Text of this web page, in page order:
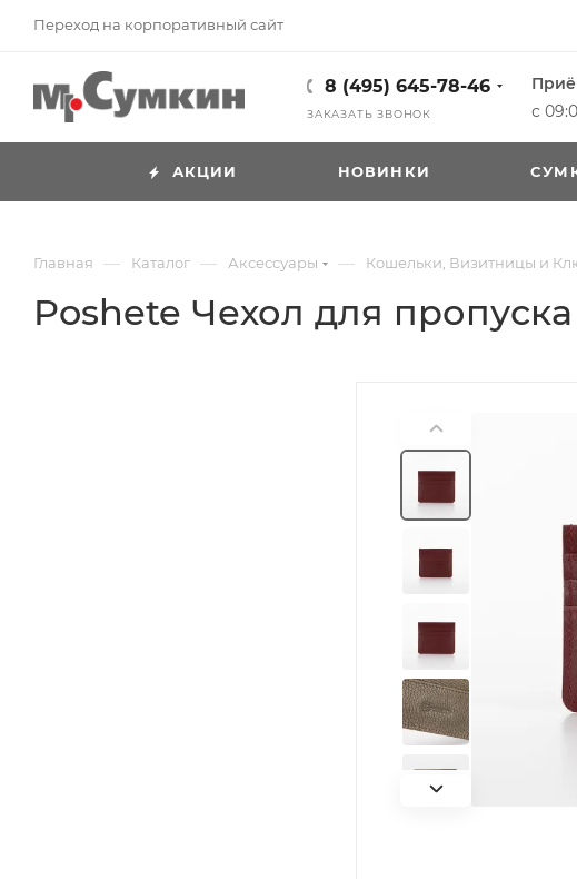
Переход на корпоративный сайт
8 (495) 645-78-46
ЗАКАЗАТЬ ЗВОНОК
с
АКЦИИ НОВИНКИ
Главная — Каталог — Аксессуары — Кошельки, Визитницы и
Poshete Чехол для пропуска